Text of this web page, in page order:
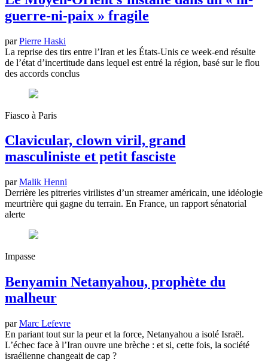
guerre-ni-paix » fragile
parPierre Haski
La reprise des tirs entre l’Iran et les États-Unis ce week-end résulte
de l’état d’incertitude dans lequel est entré la région, basé sur le flou
des accords conclus
Fiasco à Paris
Clavicular, clown viril, grand
masculiniste et petit fasciste
parMalik Henni
Derrière les pitreries virilistes d’un streamer américain, une idéologie
meurtrière qui gagne du terrain. En France, un rapport sénatorial
alerte
Impasse
Benyamin Netanyahou, prophète du
malheur
parMarc Lefevre
En pariant tout sur la peur et la force, Netanyahou a isolé Israël.
L’échec face à l’Iran ouvre une brèche : et si, cette fois, la société
israélienne changeait de cap ?